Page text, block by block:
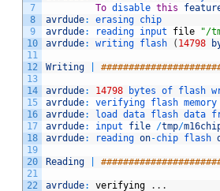
7
8
9
10
11
12
13
14
15
16
17
18
19
20
21
22
To disable this
avrdude: erasing chip
avrdude: reading input file
"/
avrdude: writing flash ( 14798
Writing
avrdude: 14798 bytes of flash
avrdude: verifying flash memory
avrdude: load data flash data
avrdude: input file /tmp/
avrdude: reading on-chip flash
Reading
avrdude: verifying . . .